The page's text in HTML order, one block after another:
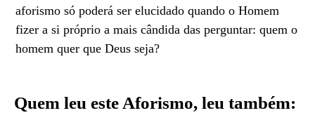
aforismo só poderá ser elucidado quando o Homem
fizer a si próprio a mais cândida das perguntar: quem o
homem quer que Deus seja?
Quem leu este Aforismo, leu também: